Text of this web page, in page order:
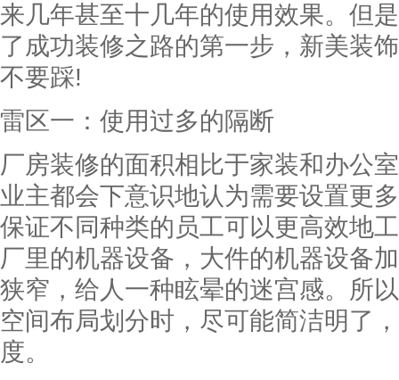
来几年甚至十几年的使用效果。但
了成功装修之路的第一步，新美装
不要踩!
雷区一：使用过多的隔断
厂房装修的面积相比于家装和办公
业主都会下意识地认为需要设置更
保证不同种类的员工可以更高效地
厂里的机器设备，大件的机器设备
狭窄，给人一种眩晕的迷宫感。所
空间布局划分时，尽可能简洁明了
度。